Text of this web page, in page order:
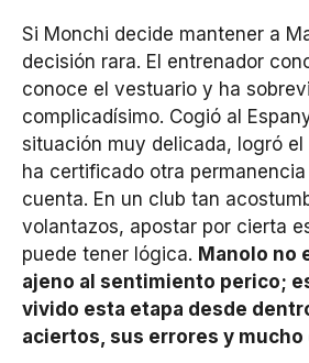
Si Monchi decide mantener a
decisión rara. El entrenador
conoce el vestuario y ha
complicadísimo. Cogió al
situación muy delicada, logró
ha certificado otra permanencia
cuenta. En un club tan
volantazos, apostar por cierta
puede tener lógica. Manolo no
ajeno al sentimiento perico;
vivido esta etapa desde
aciertos, sus errores y mucho